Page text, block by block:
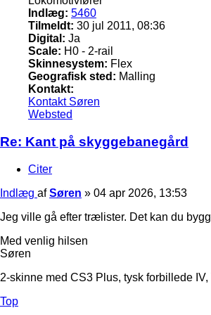
Indlæg: 5460
Tilmeldt: 30 jul 2011, 08:36
Digital: Ja
Scale: H0 - 2-rail
Skinnesystem: Flex
Geografisk sted: Malling
Kontakt:
Kontakt Søren
Websted
Re: Kant på skyggebanegård
Citer
Indlæg afSøren » 04 apr 2026, 13:53
Jeg ville gå efter trælister. Det kan du
Med venlig hilsen
Søren
2-skinne med CS3 Plus, tysk forbillede IV,
Top